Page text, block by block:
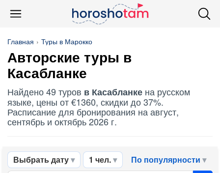
Главная Туры в Марокко
Авторские туры в
Касабланке
Найдено 49 туров в Касабланке на русском
языке, цены от €1360, скидки до 37%.
Расписание для бронирования на август,
сентябрь и октябрь 2026 г.
Выбрать дату 1 чел. По популярности